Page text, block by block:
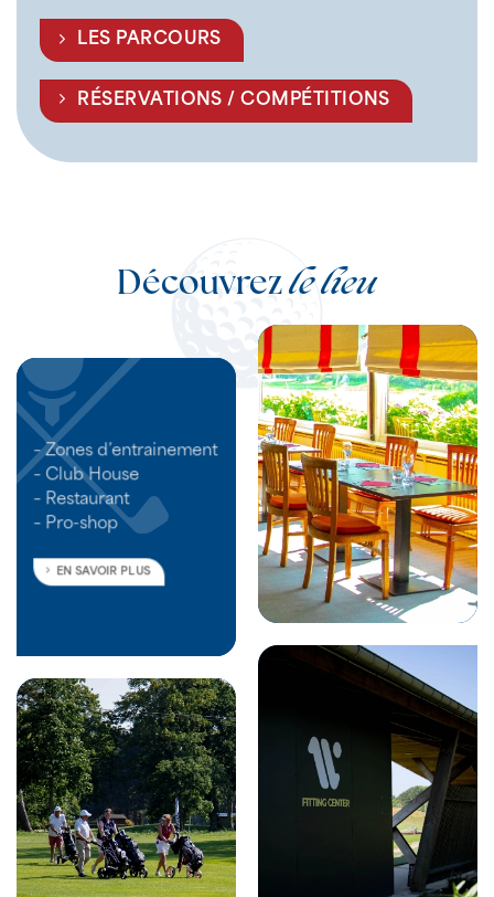
LES PARCOURS
RÉSERVATIONS / COMPÉTITIONS
Découvrezle lieu
– Zones d’entrainement
– Club House
– Restaurant
– Pro-shop
EN SAVOIR PLUS